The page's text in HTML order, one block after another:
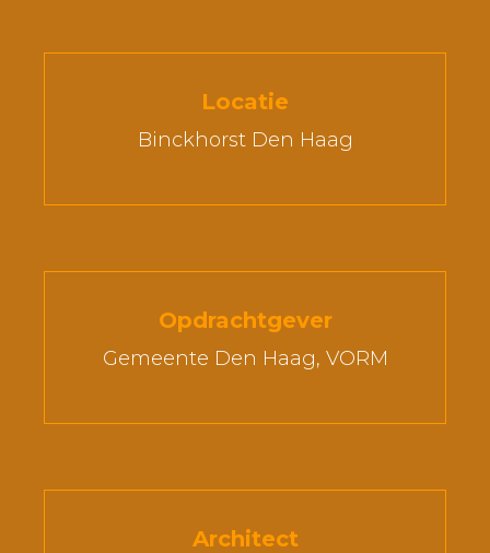
Locatie
Binckhorst Den Haag
Opdrachtgever
Gemeente Den Haag, VORM
Architect